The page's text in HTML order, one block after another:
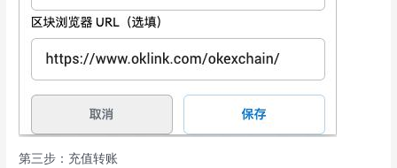
第三步：充值转账